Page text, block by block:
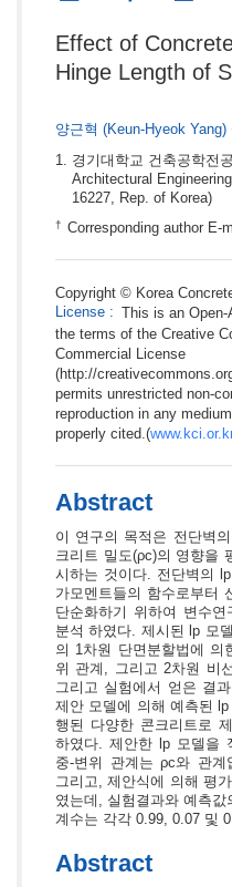
Effect of
Hinge Length of
양근혁 (Keun-Hyeok Yang)
경기대학교 건축공학전
Architectural
16227, Rep. of Korea)
† Corresponding author E-
Copyright © Korea
License : This is an
the terms of the Creative
Commercial License
(http://
permits unrestricted non-
reproduction in any
properly cited.(
Abstract
이 연구의 목적은 전단벽
크리트 밀도(ρc)의 영향을
시하는 것이다. 전단벽의
가모멘트들의 함수로부터
단순화하기 위하여 변수
분석 하였다. 제시된 lp 모
의 1차원 단면분할법에 의
위 관계, 그리고 2차원 비
그리고 실험에서 얻은 결
제안 모델에 의해 예측된
행된 다양한 콘크리트로
하였다. 제안한 lp 모델을
중-변위 관계는 ρc와 관계
그리고, 제안식에 의해 평
였는데, 실험결과와 예측
계수는 각각 0.99, 0.07 및
Abstract